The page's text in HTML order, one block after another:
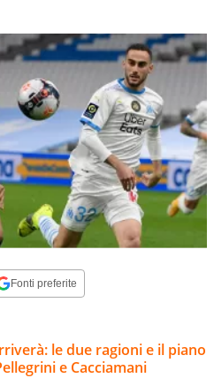
Fonti preferite
le due ragioni e il piano
e Cacciamani